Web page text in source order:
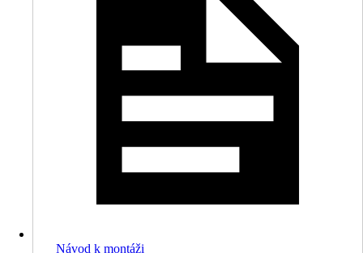
Návod k montáži